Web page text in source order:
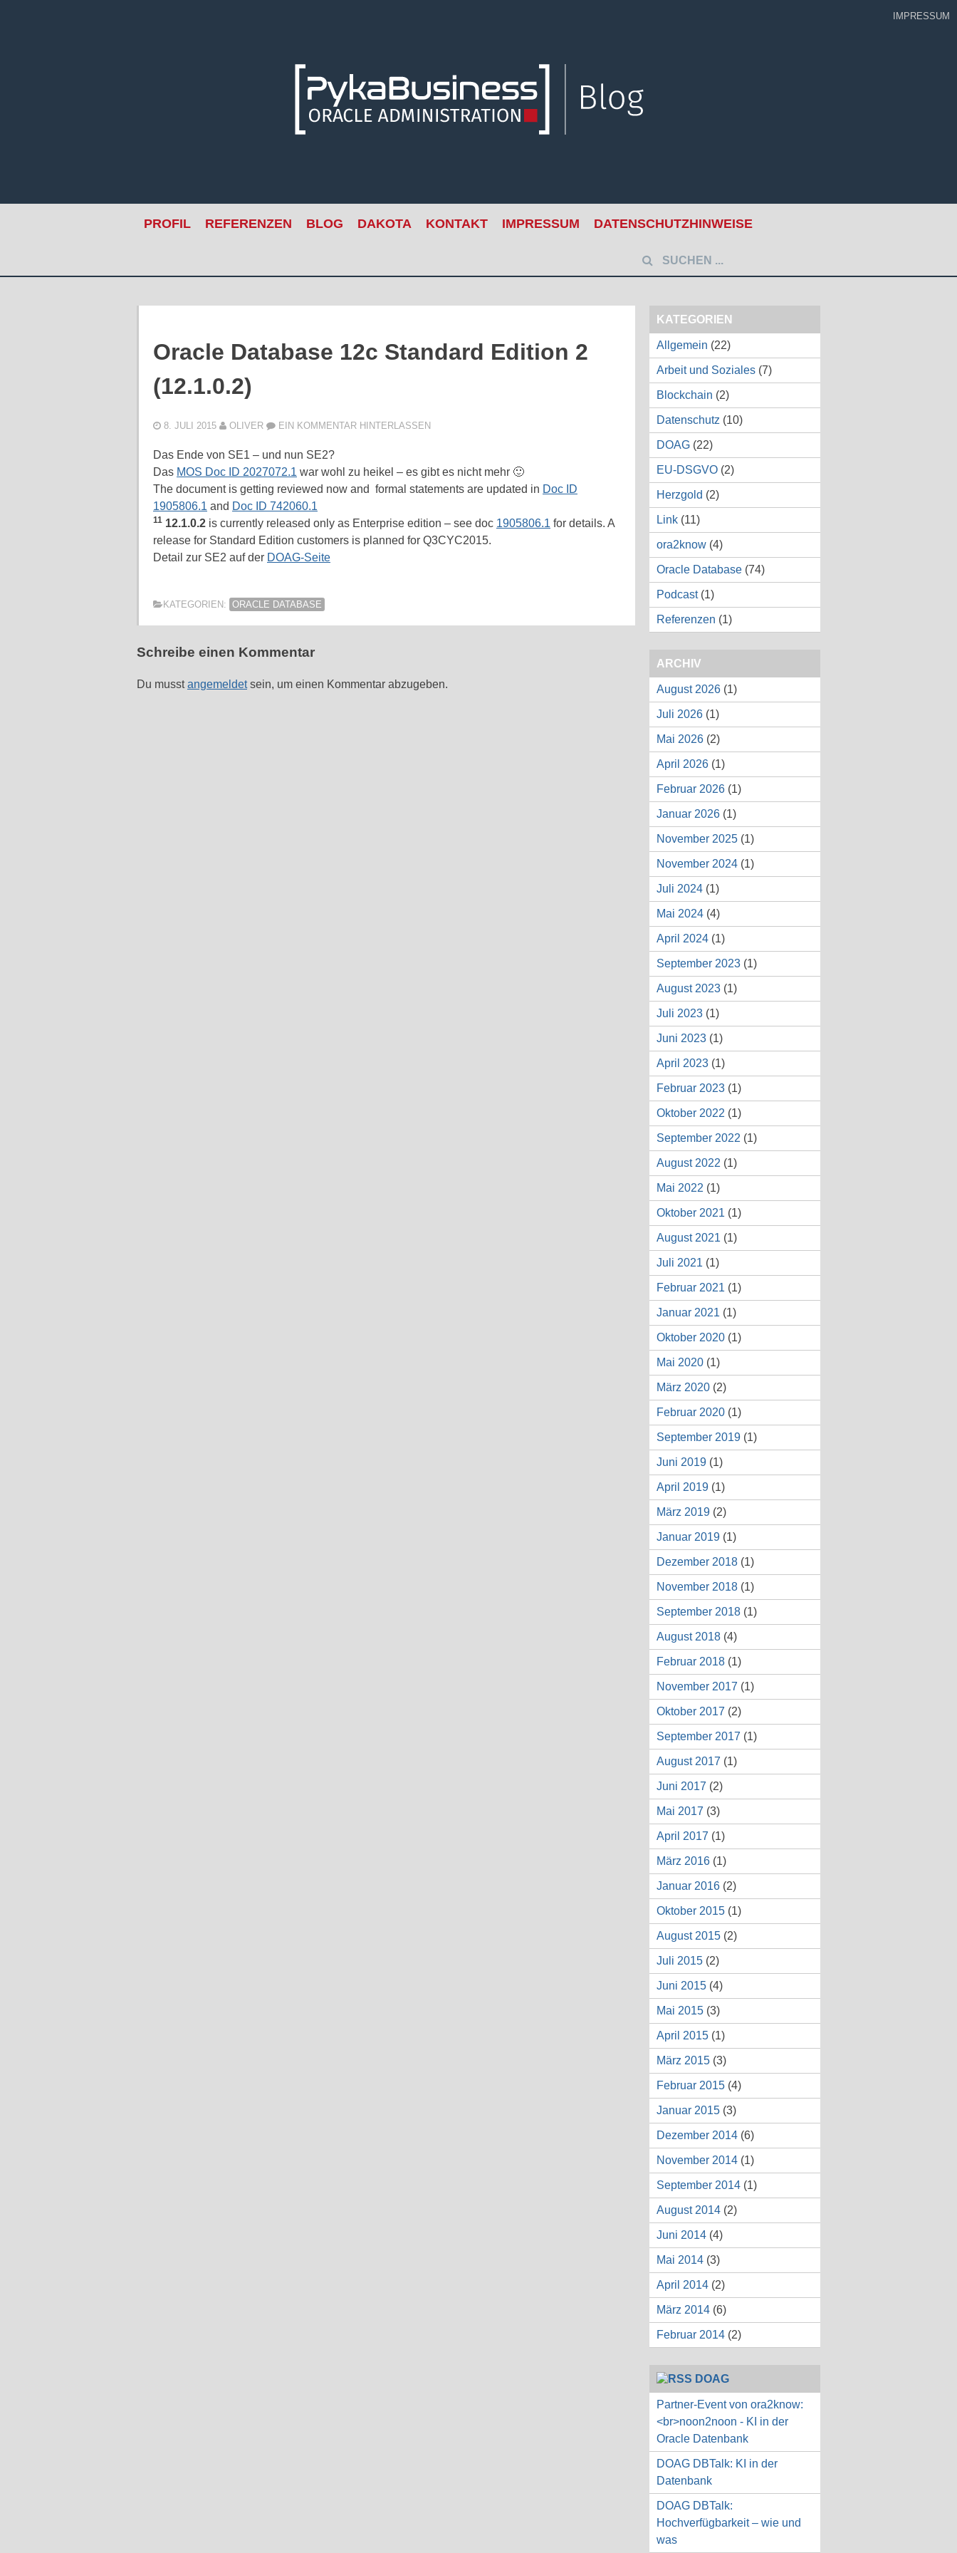
PROFIL REFERENZEN BLOG DAKOTA KONTAKT IMPRESSUM DATENSCHUTZHINWEISE
Oracle Database 12c Standard Edition 2
(12.1.0.2)
8. JULI 2015 OLIVER EIN KOMMENTAR HINTERLASSEN
Das Ende von SE1 – und nun SE2?
Das MOS Doc ID 2027072.1 war wohl zu heikel – es gibt es nicht mehr 🙂
The document is getting reviewed now and formal statements are updated in Doc ID
1905806.1 and Doc ID 742060.1
11 12.1.0.2 is currently released only as Enterprise edition – see doc 1905806.1 for details. A
release for Standard Edition customers is planned for Q3CYC2015.
Detail zur SE2 auf der DOAG-Seite
KATEGORIEN: ORACLE DATABASE
Schreibe einen Kommentar
Du musstangemeldetsein, um einen Kommentar abzugeben.
KATEGORIEN
Allgemein (22)
Arbeit und Soziales (7)
Blockchain (2)
Datenschutz (10)
DOAG (22)
EU-DSGVO (2)
Herzgold (2)
Link (11)
ora2know (4)
Oracle Database (74)
Podcast(1)
Referenzen (1)
ARCHIV
August 2026 (1)
Juli 2026 (1)
Mai 2026 (2)
April 2026 (1)
Februar 2026 (1)
Januar 2026 (1)
November 2025 (1)
November 2024 (1)
Juli 2024 (1)
Mai 2024 (4)
April 2024 (1)
September 2023 (1)
August 2023 (1)
Juli 2023 (1)
Juni 2023 (1)
April 2023 (1)
Februar 2023 (1)
Oktober 2022 (1)
September 2022 (1)
August 2022 (1)
Mai 2022 (1)
Oktober 2021 (1)
August 2021 (1)
Juli 2021 (1)
Februar 2021 (1)
Januar 2021 (1)
Oktober 2020 (1)
Mai 2020 (1)
März 2020 (2)
Februar 2020 (1)
September 2019 (1)
Juni 2019 (1)
April 2019 (1)
März 2019 (2)
Januar 2019 (1)
Dezember 2018 (1)
November 2018 (1)
September 2018 (1)
August 2018 (4)
Februar 2018 (1)
November 2017 (1)
Oktober 2017 (2)
September 2017 (1)
August 2017 (1)
Juni 2017 (2)
Mai 2017 (3)
April 2017 (1)
März 2016 (1)
Januar 2016 (2)
Oktober 2015 (1)
August 2015 (2)
Juli 2015 (2)
Juni 2015 (4)
Mai 2015 (3)
April 2015 (1)
März 2015 (3)
Februar 2015 (4)
Januar 2015 (3)
Dezember 2014 (6)
November 2014 (1)
September 2014 (1)
August 2014 (2)
Juni 2014 (4)
Mai 2014 (3)
April 2014 (2)
März 2014 (6)
Februar 2014 (2)
DOAG
Partner-Event von ora2know:
<br>noon2noon - KI in der
Oracle Datenbank
DOAG DBTalk: KI in der
Datenbank
DOAG DBTalk:
Hochverfügbarkeit – wie und
was
IMPRESSUM